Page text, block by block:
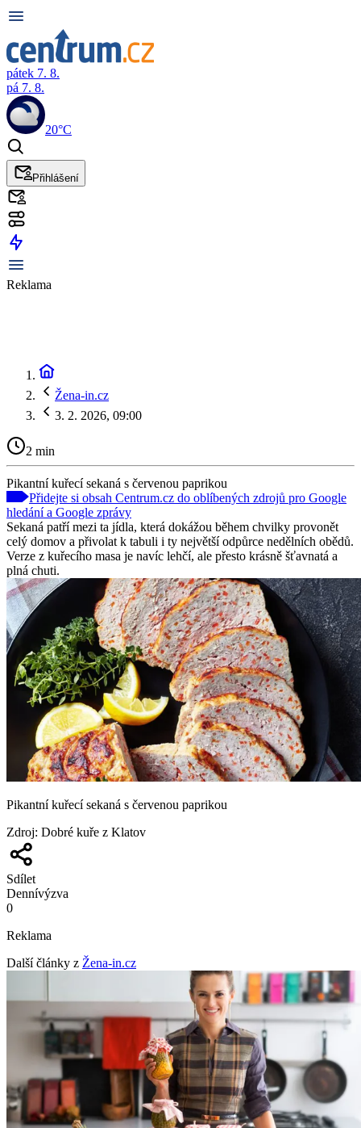
pátek 7. 8.
pá 7. 8.
20°C
Přihlášení
Reklama
Žena-in.cz
3. 2. 2026, 09:00
2 min
Pikantní kuřecí sekaná s červenou paprikou
Přidejte si obsah Centrum.cz do oblíbených zdrojů pro Google
hledání a Google zprávy
Sekaná patří mezi ta jídla, která dokážou během chvilky provonět
celý domov a přivolat k tabuli i ty největší odpůrce nedělních obědů.
Verze z kuřecího masa je navíc lehčí, ale přesto krásně šťavnatá a
plná chuti.
Pikantní kuřecí sekaná s červenou paprikou
Zdroj: Dobré kuře z Klatov
Sdílet
Dennívýzva
0
Reklama
Další články z Žena-in.cz